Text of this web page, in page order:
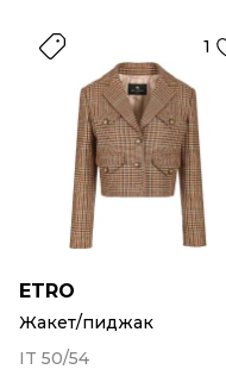
1
ETRO
Жакет/пиджак
IT 50/54